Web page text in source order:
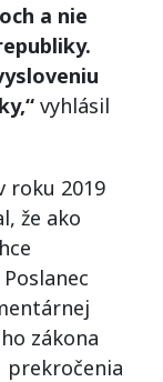
a nie
vyhlásil
roku 2019
že ako
zákona
prekročenia